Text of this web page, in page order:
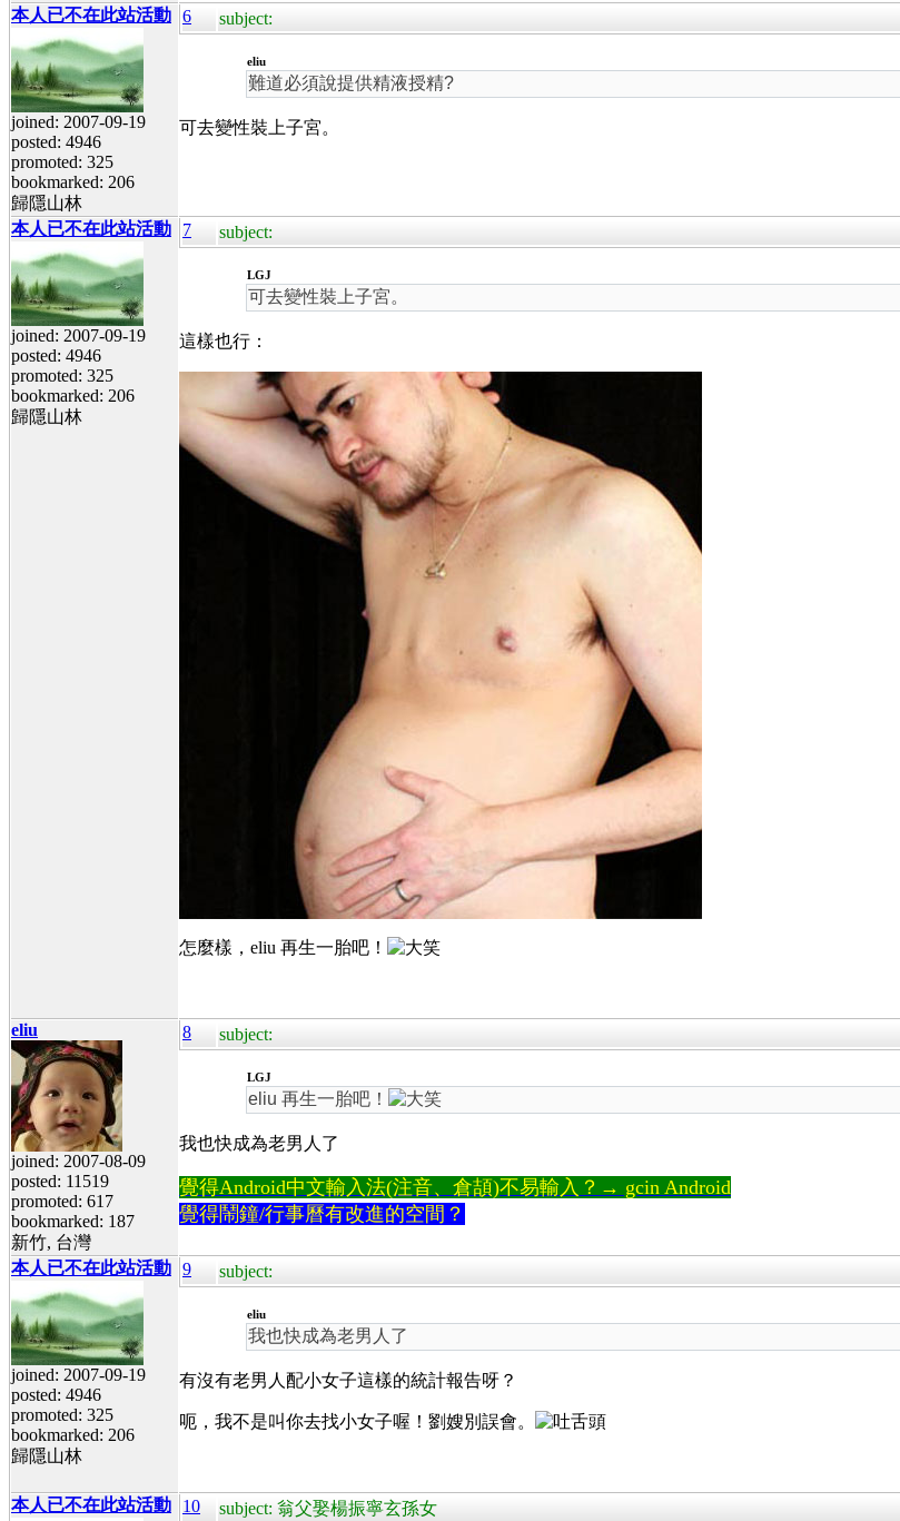
本人已不在此站活動
joined: 2007-09-19
posted: 4946
promoted: 325
bookmarked: 206
歸隱山林
6 subject:
eliu
難道必須說提供精液授精?
可去變性裝上子宮。
本人已不在此站活動
joined: 2007-09-19
posted: 4946
promoted: 325
bookmarked: 206
歸隱山林
7 subject:
LGJ
可去變性裝上子宮。
這樣也行：
怎麼樣，eliu 再生一胎吧！
eliu
joined: 2007-08-09
posted: 11519
promoted: 617
bookmarked: 187
新竹, 台灣
8 subject:
LGJ
eliu 再生一胎吧！
我也快成為老男人了
覺得Android中文輸入法(注音、倉頡)不易輸入？→ gcin Android
覺得鬧鐘/行事曆有改進的空間？
本人已不在此站活動
joined: 2007-09-19
posted: 4946
promoted: 325
bookmarked: 206
歸隱山林
9 subject:
eliu
我也快成為老男人了
有沒有老男人配小女子這樣的統計報告呀？
呃，我不是叫你去找小女子喔！劉嫂別誤會。
本人已不在此站活動 10 subject: 翁父娶楊振寧玄孫女